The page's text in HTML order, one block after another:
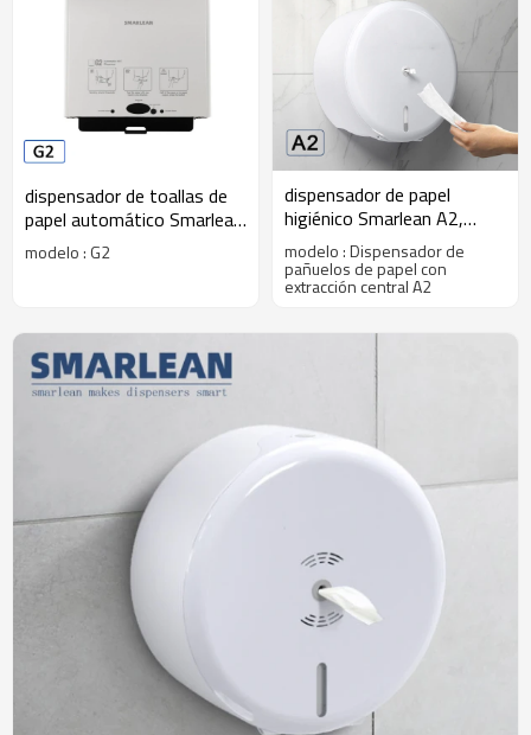
dispensador de toallas de
papel automático Smarlean
G2, dispensador de toalla
automatico
modelo : G2
dispensador de papel
higiénico Smarlean A2,
dispensador de papel,
despachadores de papel
higiénico
modelo : Dispensador de
pañuelos de papel con
extracción central A2